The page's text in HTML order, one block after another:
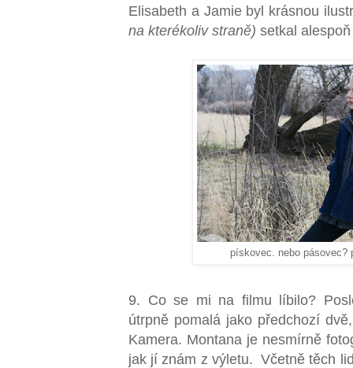
Elisabeth a Jamie byl krásnou
na kterékoliv straně) setkal
pískovec. nebo pásovec?
9. Co se mi na filmu líbilo?
útrpně pomalá jako předchozí
Kamera. Montana je nesmírně
jak jí znám z výletu. Včetně těch